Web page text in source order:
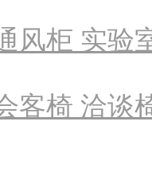
风柜 实验
客椅 洽谈